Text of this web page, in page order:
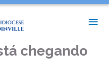
chegando